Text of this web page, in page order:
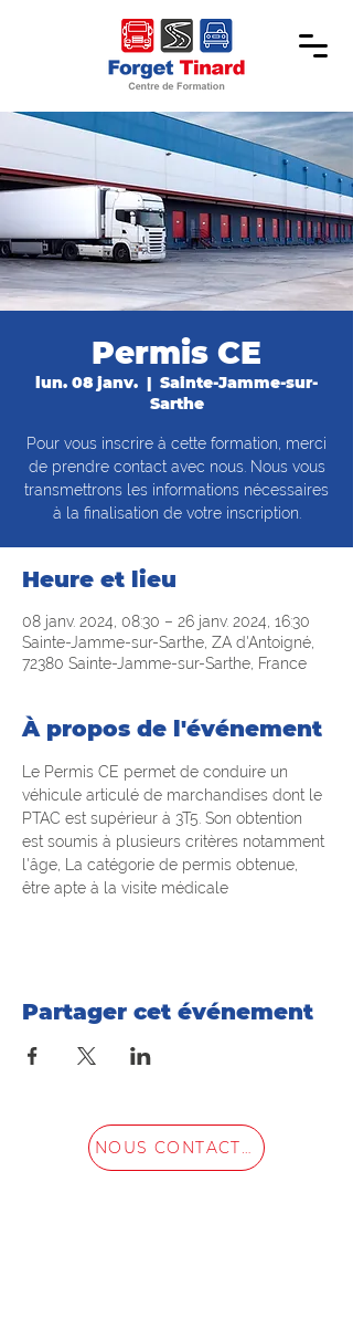
Permis CE
lun. 08 janv.
  |
Sainte-Jamme-sur-
Sarthe
Pour vous inscrire à cette formation, merci
de prendre contact avec nous. Nous vous
transmettrons les informations nécessaires
à la finalisation de votre inscription.
Heure et lieu
08 janv. 2024, 08:30 – 26 janv. 2024, 16:30
Sainte-Jamme-sur-Sarthe, ZA d'Antoigné,
72380 Sainte-Jamme-sur-Sarthe, France
À propos de l'événement
Le Permis CE permet de conduire un
véhicule articulé de marchandises dont le
PTAC est supérieur à 3T5. Son obtention
est soumis à plusieurs critères notamment
l'âge, La catégorie de permis obtenue,
être apte à la visite médicale
Partager cet événement
NOUS CONTACTER